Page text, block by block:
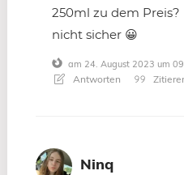
250ml zu dem
nicht sicher 😀
am 24. August 2023 um
Antworten
Ninq